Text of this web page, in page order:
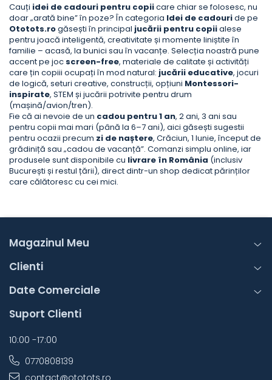
Cauți idei de cadouri pentru copiicare chiar se folosesc, nu
doar „arată bine” în poze? În categoria Idei de cadouride pe
Ototots.rogăsești în principal jucării pentru copiialese
pentru joacă inteligentă, creativitate și momente liniștite în
familie – acasă, la bunici sau în vacanțe. Selecția noastră pune
accent pe joc screen-free, materiale de calitate și activități
care țin copiii ocupați în mod natural: jucării educative, jocuri
de logică, seturi creative, construcții, opțiuni Montessori-
inspirate, STEM și jucării potrivite pentru drum
(mașină/avion/tren).
Fie că ai nevoie de un cadou pentru 1 an, 2 ani, 3 ani sau
pentru copii mai mari (până la 6–7 ani), aici găsești sugestii
pentru ocazii precum zi de naștere, Crăciun, 1 Iunie, început de
grădiniță sau „cadou de vacanță”. Comanzi simplu online, iar
produsele sunt disponibile cu livrare în România (inclusiv
București și restul țării), direct dintr-un shop dedicat părinților
care călătoresc cu cei mici.
Magazinul Meu
Clienti
Date Comerciale
Suport Clienti
10:00 -17:00
0770808139
contact@ototots.ro